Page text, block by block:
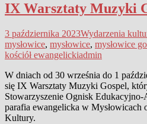
IX Warsztaty Muzyki
3 października 2023Wydarzenia
mysłowice, mysłowice, mysłowice
kościół ewangelickiadmin
W dniach od 30 września do 1
się IX Warsztaty Muzyki Gospel,
Stowarzyszenie Ognisk
parafia ewangelicka w Mysłowicach
Kultury.